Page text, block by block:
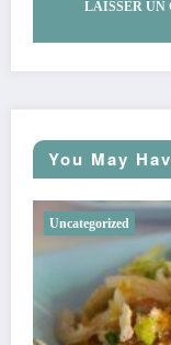
You May